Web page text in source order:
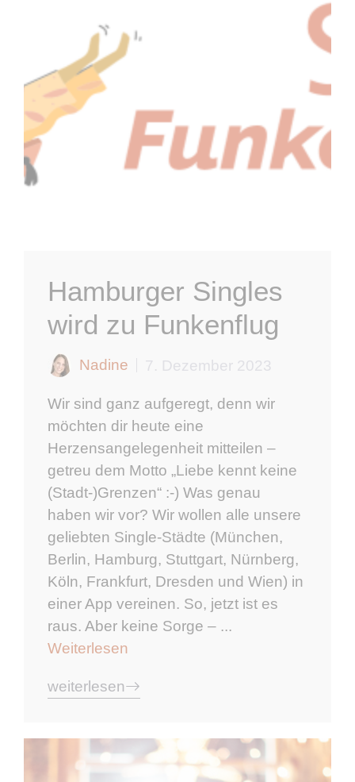
Hamburger Singles
wird zu Funkenflug
Nadine 7. Dezember 2023
Wir sind ganz aufgeregt, denn wir
möchten dir heute eine
Herzensangelegenheit mitteilen –
getreu dem Motto „Liebe kennt keine
(Stadt-)Grenzen“ :-) Was genau
haben wir vor? Wir wollen alle unsere
geliebten Single-Städte (München,
Berlin, Hamburg, Stuttgart, Nürnberg,
Köln, Frankfurt, Dresden und Wien) in
einer App vereinen. So, jetzt ist es
raus. Aber keine Sorge – ...
Weiterlesen
weiterlesen